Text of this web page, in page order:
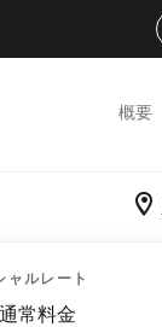
概要
ャルレート
常料金